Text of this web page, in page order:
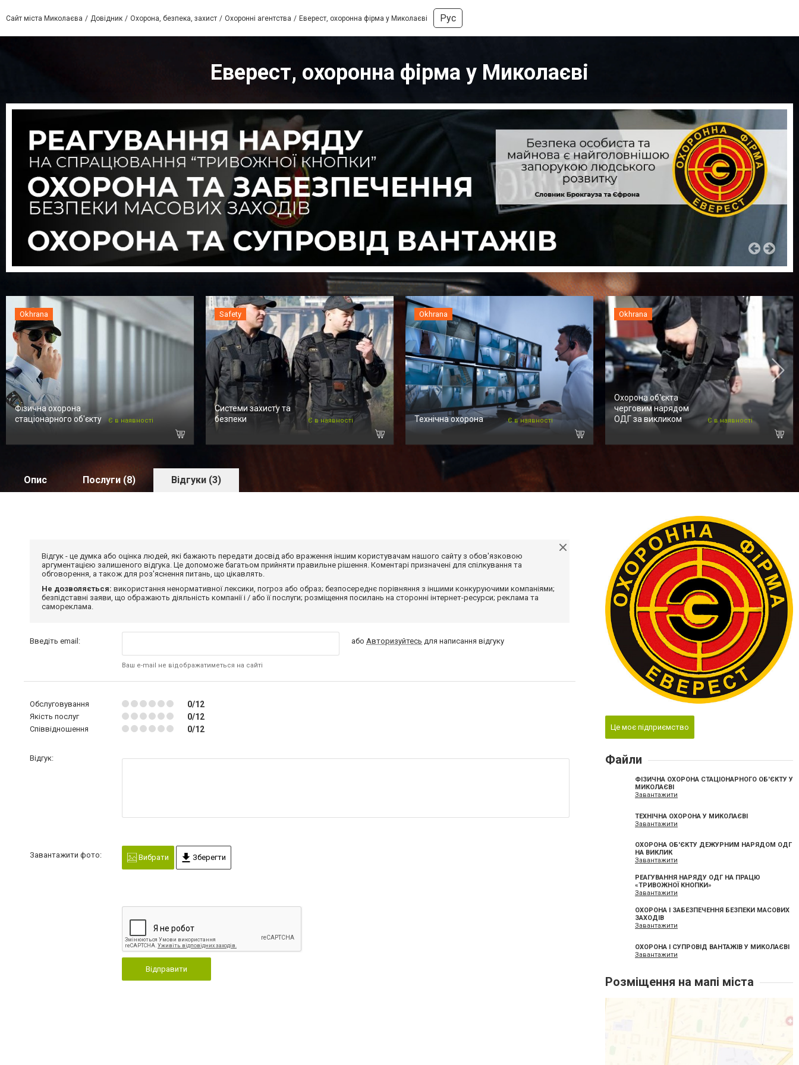
Сайт міста Миколаєва Довідник Охорона, безпека, захист Охоронні агентства Еверест, охоронна фірма у Миколаєві Рус
Еверест, охоронна фірма у Миколаєві
Okhrana
Фізична охорона
стаціонарного об'єкту
Є в наявності
Safety
Системи захисту та
безпеки
Є в наявності
Okhrana
Технічна охорона Є в наявності
Okhrana
Охорона об'єкта
черговим нарядом
ОДГ за викликом
Є в наявності
Опис Послуги (8) Відгуки (3)
Відгук - це думка або оцінка людей, які бажають передати досвід або враження іншим користувачам нашого сайту з обов'язковою
аргументацією залишеного відгука. Це допоможе багатьом прийняти правильне рішення. Коментарі призначені для спілкування та
обговорення, а також для роз'яснення питань, що цікавлять.
Не дозволяється: використання ненормативної лексики, погроз або образ; безпосереднє порівняння з іншими конкуруючими компаніями;
безпідставні заяви, що ображають діяльність компанії і / або її послуги; розміщення посилань на сторонні інтернет-ресурси; реклама та
самореклама.
Введіть email:
Ваш e-mail не відображатиметься на сайті
або Авторизуйтесь для написання відгуку
Обслуговування 0/12
Якість послуг 0/12
Співвідношення 0/12
Відгук:
Завантажити фото: Вибрати Зберегти
Відправити
Це моє підприємство
Файли
ФІЗИЧНА ОХОРОНА СТАЦІОНАРНОГО ОБ'ЄКТУ У
МИКОЛАЄВІ
Завантажити
ТЕХНІЧНА ОХОРОНА У МИКОЛАЄВІ
Завантажити
ОХОРОНА ОБ'ЄКТУ ДЕЖУРНИМ НАРЯДОМ ОДГ
НА ВИКЛИК
Завантажити
РЕАГУВАННЯ НАРЯДУ ОДГ НА ПРАЦЮ
«ТРИВОЖНОЇ КНОПКИ»
Завантажити
ОХОРОНА І ЗАБЕЗПЕЧЕННЯ БЕЗПЕКИ МАСОВИХ
ЗАХОДІВ
Завантажити
ОХОРОНА І СУПРОВІД ВАНТАЖІВ У МИКОЛАЄВІ
Завантажити
Розміщення на мапі міста